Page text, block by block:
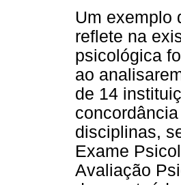
Um exemplo
reflete na
psicológica
ao
de 14
disciplinas,
Exame
Avaliação